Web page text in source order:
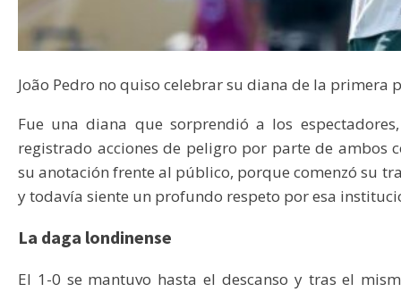
João Pedro no quiso celebrar su diana de la primera
Fue una diana que sorprendió a los
registrado acciones de peligro por parte de ambos
su anotación frente al público, porque comenzó su
y todavía siente un profundo respeto por esa
La daga londinense
El 1-0 se mantuvo hasta el descanso y tras el